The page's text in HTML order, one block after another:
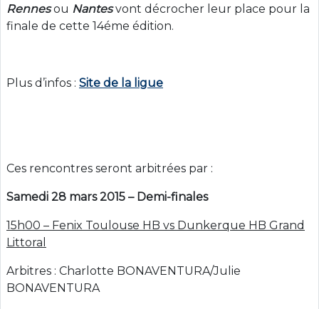
Rennesou Nantesvont décrocher leur place pour la
finale de cette 14éme édition.
Plus d’infos : Site de la ligue
Ces rencontres seront arbitrées par :
Samedi 28 mars 2015 – Demi-finales
15h00 – Fenix Toulouse HB vs Dunkerque HB Grand
Littoral
Arbitres : Charlotte BONAVENTURA/Julie
BONAVENTURA